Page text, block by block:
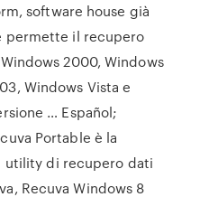
software house già
permette il recupero
2000, Windows
Windows Vista e
… Español;
Portable è la
utility di recupero dati
Recuva Windows 8